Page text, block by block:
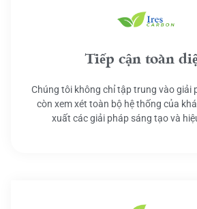
Tiếp cận toàn
Chúng tôi không chỉ tập trung vào giải
còn xem xét toàn bộ hệ thống của
xuất các giải pháp sáng tạo và